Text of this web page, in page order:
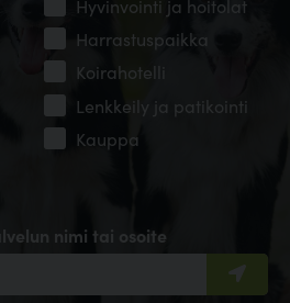
nimi tai osoite
Hyvinvointi ja hoitolat
Harrastuspaikka
Koirahotelli
Lenkkeily ja patikointi
Kauppa